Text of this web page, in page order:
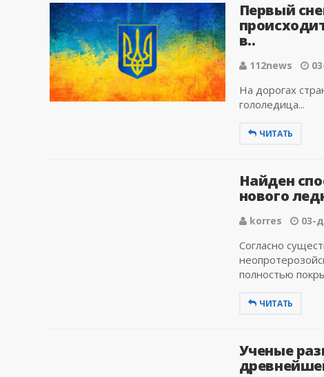
Первый
в..
112news
На дорогах
гололедица...
ЧИТАТЬ
Найден
нового
korres 03-
Согласно
полностью
ЧИТАТЬ
Ученые